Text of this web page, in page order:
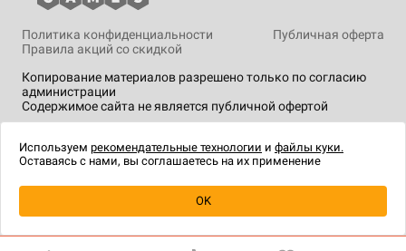
Копирование материалов разрешено только по согласию
администрации
Содержимое сайта не является публичной офертой
Политика конфиденциальности
Публичная оферта
Правила акций со скидкой
технологии .
Используем рекомендательные технологии и файлы куки.
Оставаясь с нами, вы соглашаетесь на их применение
OK